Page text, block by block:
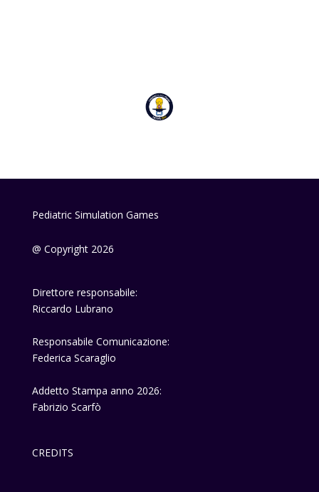
Pediatric Simulation Games
@ Copyright 2026
Direttore responsabile:
Riccardo Lubrano
Responsabile Comunicazione:
Federica Scaraglio
Addetto Stampa anno 2026:
Fabrizio Scarfò
CREDITS